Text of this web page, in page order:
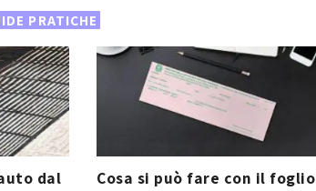
PRATICHE
dal
Cosa si può fare con il foglio